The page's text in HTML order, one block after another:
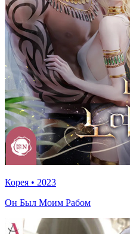
Корея • 2023
Он Был Моим Рабом